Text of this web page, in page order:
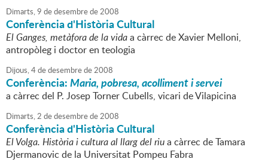
Dimarts,9 dedesembrede2008
Conferència d'Història Cultural
El Ganges, metàfora de la vidaa càrrec de Xavier Melloni,
antropòleg i doctor en teologia
Dijous,4dedesembrede2008
Conferència:Maria, pobresa, acolliment i servei
a càrrec del P. Josep Torner Cubells, vicari de Vilapicina
Dimarts,2 dedesembrede2008
Conferència d'Història Cultural
El Volga. Història i cultura al llarg del riua càrrec de Tamara
Djermanovic de la Universitat Pompeu Fabra